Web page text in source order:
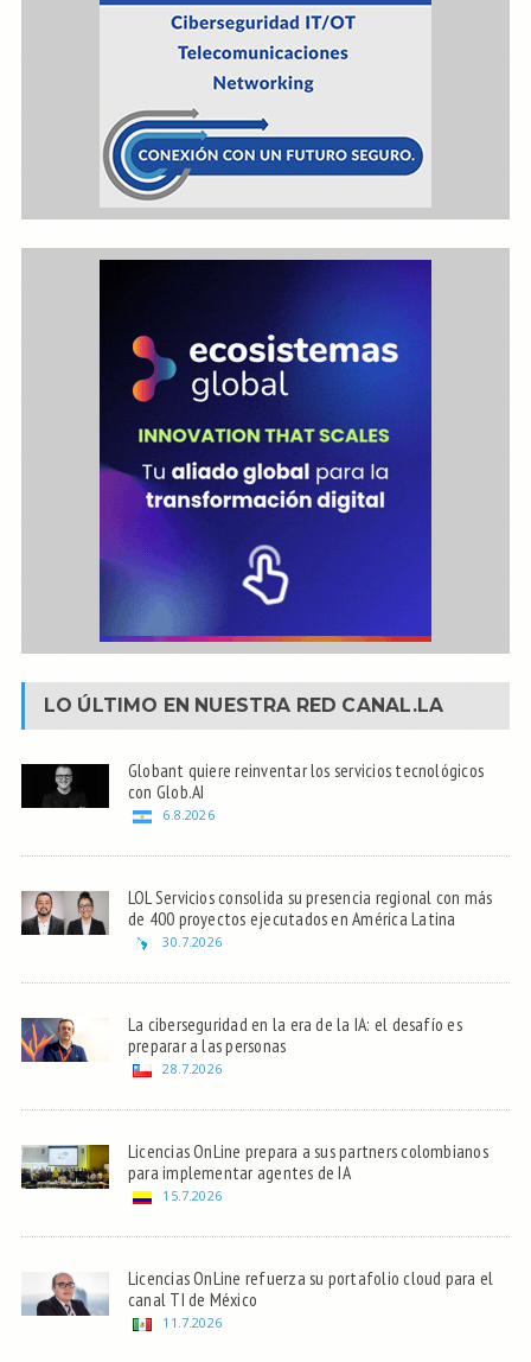
LO ÚLTIMO EN NUESTRA RED CANAL.LA
Globant quiere reinventar los servicios tecnológicos
con Glob.AI
6.8.2026
LOL Servicios consolida su presencia regional con más
de 400 proyectos ejecutados en América Latina
30.7.2026
La ciberseguridad en la era de la IA: el desafío es
preparar a las personas
28.7.2026
Licencias OnLine prepara a sus partners colombianos
para implementar agentes de IA
15.7.2026
Licencias OnLine refuerza su portafolio cloud para el
canal TI de México
11.7.2026